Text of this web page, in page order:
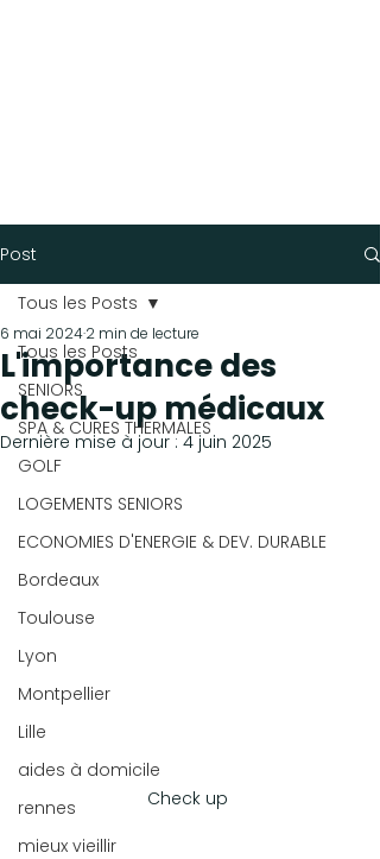
Post
Tous les Posts
SENIORS
SPA & CURES THERMALES
GOLF
LOGEMENTS SENIORS
ECONOMIES D'ENERGIE & DEV. DURABLE
Bordeaux
Toulouse
Lyon
Montpellier
Lille
aides à domicile
rennes
mieux vieillir
Tous les Posts
L'importance des
check-up médicaux
6 mai 20242 min de lecture
Dernière mise à jour : 4 juin 2025
Check up